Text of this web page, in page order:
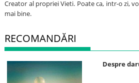
Creator al propriei Vieti. Poate ca, intr-o zi,
mai bine.
RECOMANDĂRI
Despre